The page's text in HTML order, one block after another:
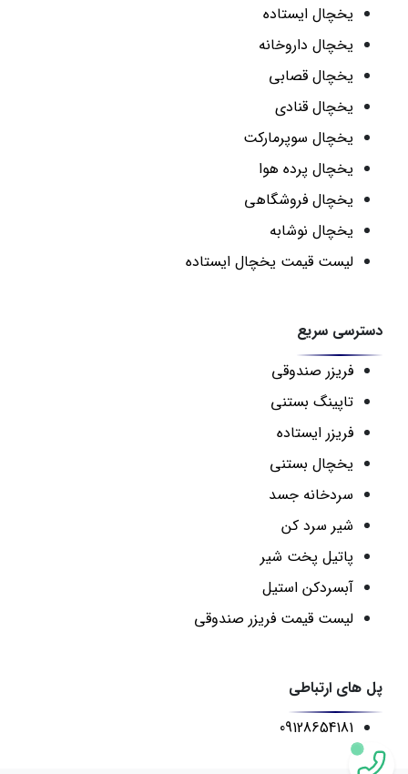
یخچال ایستاده
یخچال داروخانه
یخچال قصابی
یخچال قنادی
یخچال سوپرمارکت
یخچال پرده هوا
یخچال فروشگاهی
یخچال نوشابه
لیست قیمت یخچال ایستاده
دسترسی سریع
فریزر صندوقی
تاپینگ بستنی
فریزر ایستاده
یخچال بستنی
سردخانه جسد
شیر سرد کن
پاتیل پخت شیر
آبسردکن استیل
لیست قیمت فریزر صندوقی
پل های ارتباطی
09128654181